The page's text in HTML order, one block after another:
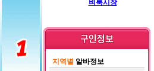
벼룩시장
지역별 알바정보